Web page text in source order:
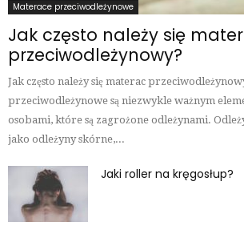
Materace przeciwodleżynowe
Jak często należy się
przeciwodleżynowy?
Jak często należy się materac
przeciwodleżynowe są niezwykle ważnym
osobami, które są zagrożone odleżynami.
jako odleżyny skórne,...
Jaki roller na kręgosłup?